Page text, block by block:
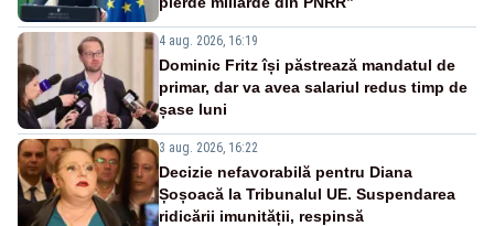
4 aug. 2026, 16:19
Dominic Fritz își păstrează mandatul de
primar, dar va avea salariul redus timp de
șase luni
3 aug. 2026, 16:22
Decizie nefavorabilă pentru Diana
Șoșoacă la Tribunalul UE. Suspendarea
ridicării imunității, respinsă